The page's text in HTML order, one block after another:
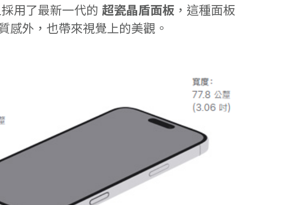
用了最新一代的 超瓷晶盾面板 ，這種面板
感外，也帶來視覺上的美觀。